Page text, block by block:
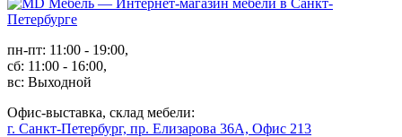
пн-пт: 11:00 - 19:00,
сб: 11:00 - 16:00,
вс: Выходной
Офис-выставка, склад мебели:
г. Санкт-Петербург, пр. Елизарова 36А, Офис 213